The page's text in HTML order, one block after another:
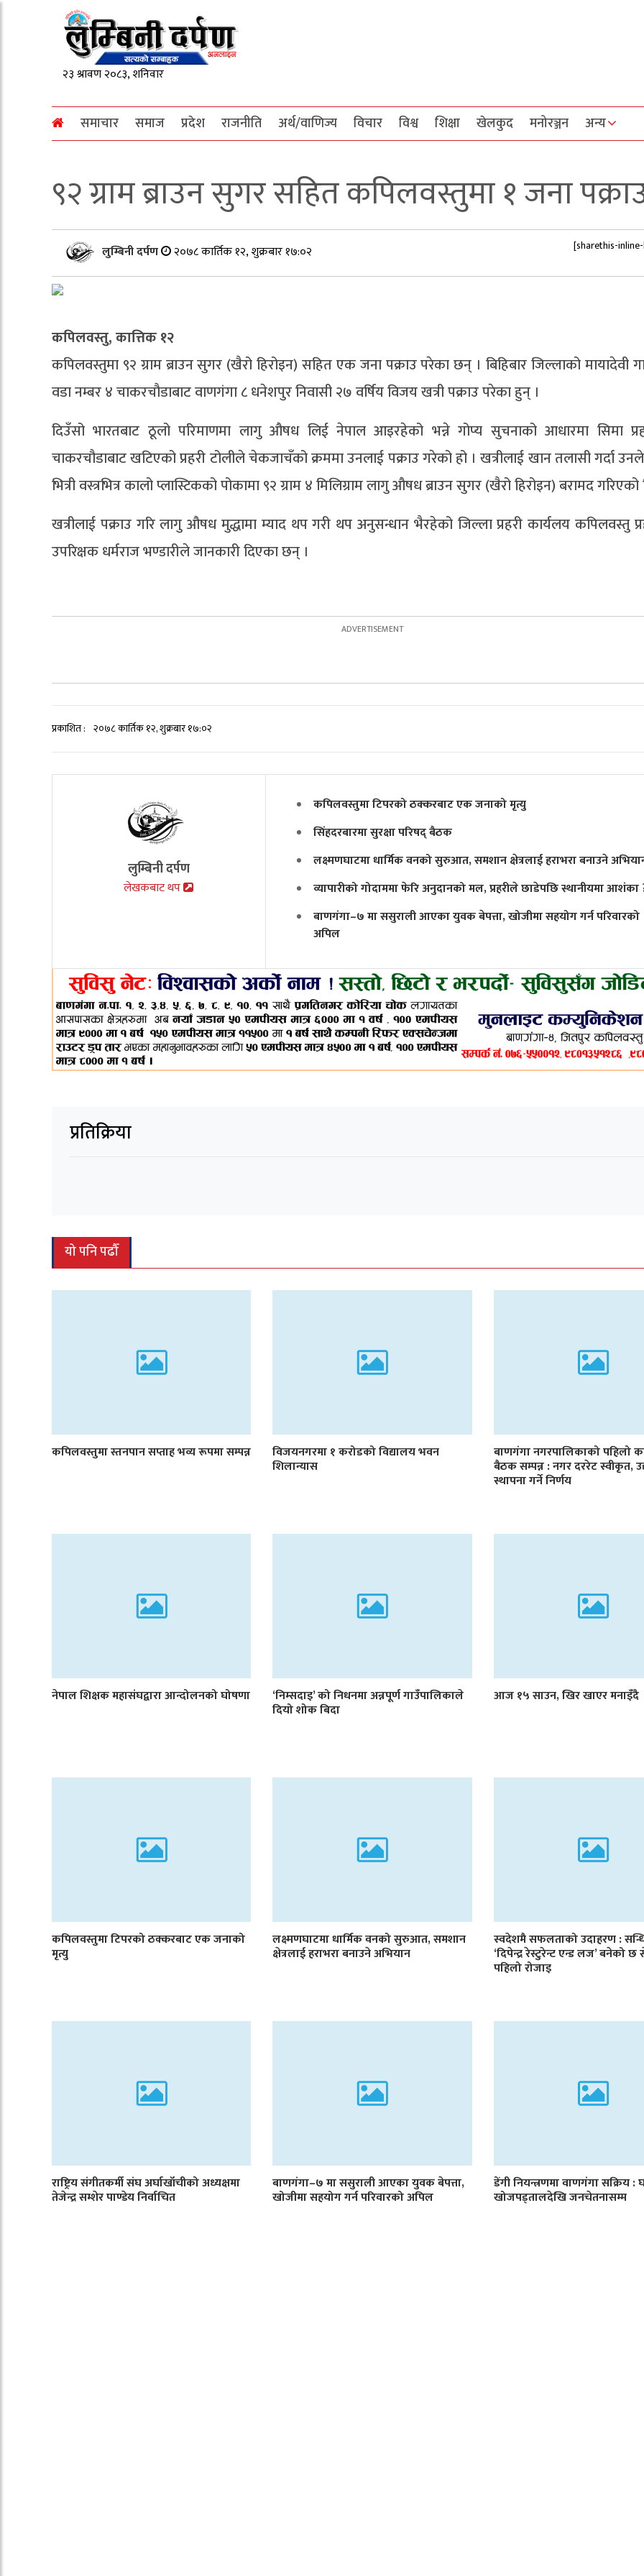
समाचार समाज प्रदेश राजनीति अर्थ/वाणिज्य विचार विश्व शिक्षा खेलकुद मनोरञ्जन अन्य
९२ ग्राम ब्राउन सुगर सहित कपिलवस्तुमा १ जना
लुम्बिनी दर्पण २०७८ कार्तिक १२, शुक्रबार १७:०२ [sharethis-
कपिलवस्तु, कात्तिक १२
कपिलवस्तुमा ९२ ग्राम ब्राउन सुगर (खैरो हिरोइन) सहित एक जना पक्राउ परेका छन् । बिहिबार जिल्लाको मायादेवी
वडा नम्बर ४ चाकरचौडाबाट वाणगंगा ८ धनेशपुर निवासी २७ वर्षिय विजय खत्री पक्राउ परेका हुन् ।
दिउँसो भारतबाट ठूलो परिमाणमा लागु औषध लिई नेपाल आइरहेको भन्ने गोप्य सुचनाको आधारमा सिमा
चाकरचौडाबाट खटिएको प्रहरी टोलीले चेकजाचँको क्रममा उनलाई पक्राउ गरेको हो । खत्रीलाई खान तलासी गर्दा
भित्री वस्त्रभित्र कालो प्लास्टिकको पोकामा ९२ ग्राम ४ मिलिग्राम लागु औषध ब्राउन सुगर (खैरो हिरोइन) बरामद गरिएको
खत्रीलाई पक्राउ गरि लागु औषध मुद्धामा म्याद थप गरी थप अनुसन्धान भैरहेको जिल्ला प्रहरी कार्यलय कपिलवस्तु
उपरिक्षक धर्मराज भण्डारीले जानकारी दिएका छन् ।
प्रकाशित : २०७८ कार्तिक १२, शुक्रबार १७:०२
लुम्बिनी दर्पण
लेखकबाट थप
कपिलवस्तुमा टिपरको ठक्करबाट एक जनाको मृत्यु
सिंहदरबारमा सुरक्षा परिषद् बैठक
लक्ष्मणघाटमा धार्मिक वनको सुरुआत, समशान क्षेत्रलाई हराभरा बनाउने
व्यापारीको गोदाममा फेरि अनुदानको मल, प्रहरीले छाडेपछि स्थानीयमा आशंका
बाणगंगा–७ मा ससुराली आएका युवक बेपत्ता, खोजीमा सहयोग गर्न परिवारको
अपिल
प्रतिक्रिया
यो पनि पढौँ
कपिलवस्तुमा स्तनपान सप्ताह भव्य रूपमा सम्पन्न विजयनगरमा १ करोडको विद्यालय भवन
शिलान्यास
बाणगंगा नगरपालिकाको पहिलो
बैठक सम्पन्न : नगर दररेट स्वीकृत,
स्थापना गर्ने निर्णय
नेपाल शिक्षक महासंघद्वारा आन्दोलनको घोषणा ‘निम्सदाइ’ को निधनमा अन्नपूर्ण गाउँपालिकाले
दियो शोक बिदा
आज १५ साउन, खिर खाएर मनाइँदै
कपिलवस्तुमा टिपरको ठक्करबाट एक जनाको
मृत्यु
लक्ष्मणघाटमा धार्मिक वनको सुरुआत, समशान
क्षेत्रलाई हराभरा बनाउने अभियान
स्वदेशमै सफलताको उदाहरण :
‘दिपेन्द्र रेस्टुरेन्ट एन्ड लज’ बनेको छ
पहिलो रोजाइ
राष्ट्रिय संगीतकर्मी संघ अर्घाखाँचीको अध्यक्षमा
तेजेन्द्र सम्शेर पाण्डेय निर्वाचित
बाणगंगा–७ मा ससुराली आएका युवक बेपत्ता,
खोजीमा सहयोग गर्न परिवारको अपिल
डेंगी नियन्त्रणमा वाणगंगा सक्रिय :
खोजपड्तालदेखि जनचेतनासम्म